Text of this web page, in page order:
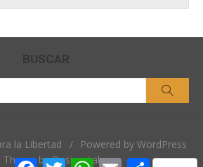
BUSCAR
la Libertad /
Powered by WordPress
Theme by Design Lab
Facebook
TwitterWhatsApp
EmailCompartir